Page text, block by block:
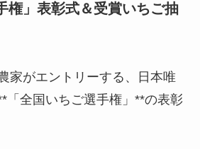
権」表彰式＆受賞いちご抽
家がエントリーする、日本唯
「全国いちご選手権」**の表彰